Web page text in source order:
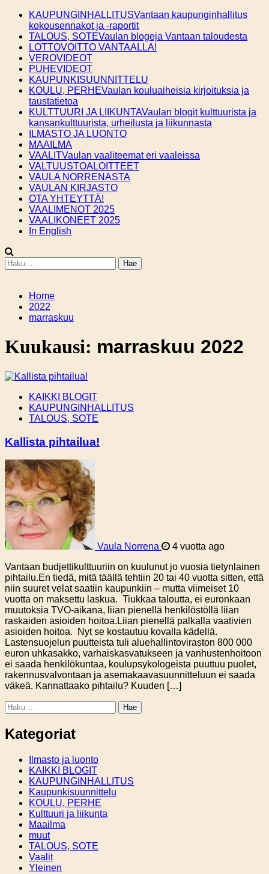
Skip
content
KAUPUNGINHALLITUSVantaan kaupunginhallitus
kokousennakot ja -raportit
TALOUS, SOTEVaulan blogeja Vantaan taloudesta
LOTTOVOITTO VANTAALLA!
VEROVIDEOT
PUHEVIDEOT
KAUPUNKISUUNNITTELU
KOULU, PERHEVaulan kouluaiheisia kirjoituksia ja
taustatietoa
KULTTUURI JA LIIKUNTAVaulan blogit kulttuurista ja
kansankulttuurista, urheilusta ja liikunnasta
ILMASTO JA LUONTO
MAAILMA
VAALITVaulan vaaliteemat eri vaaleissa
VALTUUSTOALOITTEET
VAULA NORRENASTA
VAULAN KIRJASTO
OTA YHTEYTTÄ!
VAALIMENOT 2025
VAALIKONEET 2025
In English
Haku:
Home
2022
marraskuu
Kuukausi: marraskuu 2022
KAIKKI BLOGIT
KAUPUNGINHALLITUS
TALOUS, SOTE
Kallista pihtailua!
Vaula Norrena
4 vuotta ago
Vantaan budjettikulttuuriin on kuulunut jo vuosia tietynlainen
pihtailu.En tiedä, mitä täällä tehtiin 20 tai 40 vuotta sitten, että
niin suuret velat saatiin kaupunkiin – mutta viimeiset 10
vuotta on maksettu laskua. Tiukkaa taloutta, ei euronkaan
muutoksia TVO-aikana, liian pienellä henkilöstöllä liian
raskaiden asioiden hoitoa.Liian pienellä palkalla vaativien
asioiden hoitoa. Nyt se kostautuu kovalla kädellä.
Lastensuojelun puutteista tuli aluehallintoviraston 800 000
euron uhkasakko, varhaiskasvatukseen ja vanhustenhoitoon
ei saada henkilökuntaa, koulupsykologeista puuttuu puolet,
rakennusvalvontaan ja asemakaavasuunnitteluun ei saada
väkeä. Kannattaako pihtailu? Kuuden […]
Haku:
Kategoriat
Ilmasto ja luonto
KAIKKI BLOGIT
KAUPUNGINHALLITUS
Kaupunkisuunnittelu
KOULU, PERHE
Kulttuuri ja liikunta
Maailma
muut
TALOUS, SOTE
Vaalit
Yleinen